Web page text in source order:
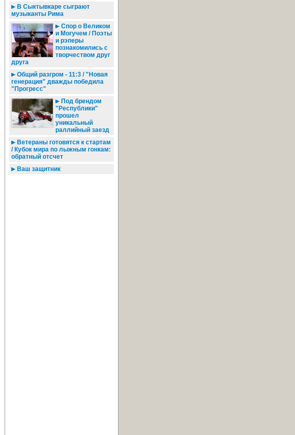
В Сыктывкаре сыграют
музыканты Рима
Спор о Великом
и Могучем / Поэты
и рэперы
познакомились с
творчеством друг
друга
Общий разгром - 11:3 / "Новая
генерация" дважды победила
"Прогресс"
Под брендом
"Республики"
прошел
уникальный
раллийный заезд
Ветераны готовятся к стартам
/ Кубок мира по лыжным гонкам:
обратный отсчет
Ваш защитник